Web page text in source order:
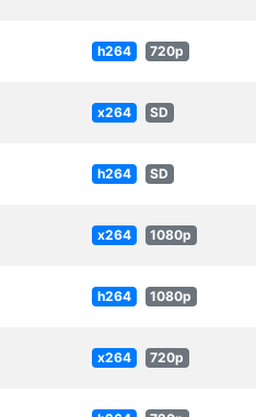
h264 720p
x264 SD
h264 SD
x264 1080p
h264 1080p
x264 720p